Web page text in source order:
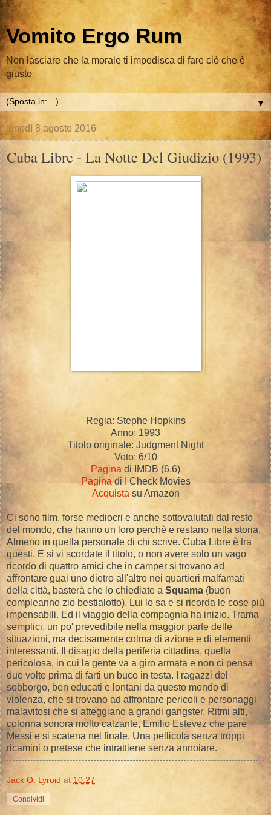
Vomito Ergo Rum
Non lasciare che la morale ti impedisca di fare ciò che è
giusto
▼
lunedì 8 agosto 2016
Cuba Libre - La Notte Del Giudizio (1993)
Regia: Stephe Hopkins
Anno: 1993
Titolo originale: Judgment Night
Voto: 6/10
Pagina di IMDB (6.6)
Paginadi I Check Movies
Acquista su Amazon
Ci sono film, forse mediocri e anche sottovalutati dal resto
del mondo, che hanno un loro perchè e restano nella storia.
Almeno in quella personale di chi scrive. Cuba Libre è tra
questi. E si vi scordate il titolo, o non avere solo un vago
ricordo di quattro amici che in camper si trovano ad
affrontare guai uno dietro all'altro nei quartieri malfamati
della città, basterà che lo chiediate a Squama (buon
compleanno zio bestialotto). Lui lo sa e si ricorda le cose più
impensabili. Ed il viaggio della compagnia ha inizio. Trama
semplici, un po' prevedibile nella maggior parte delle
situazioni, ma decisamente colma di azione e di elementi
interessanti. Il disagio della periferia cittadina, quella
pericolosa, in cui la gente va a giro armata e non ci pensa
due volte prima di farti un buco in testa. I ragazzi del
sobborgo, ben educati e lontani da questo mondo di
violenza, che si trovano ad affrontare pericoli e personaggi
malavitosi che si atteggiano a grandi gangster. Ritmi alti,
colonna sonora molto calzante, Emilio Estevez che pare
Messi e si scatena nel finale. Una pellicola senza troppi
ricamini o pretese che intrattiene senza annoiare.
Jack O. Lyroid at 10:27
Condividi